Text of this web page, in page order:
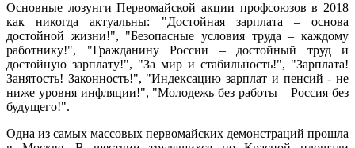
Основные лозунги Первомайской акции профсоюзов в 2018
как никогда актуальны: "Достойная зарплата – основа
достойной жизни!", "Безопасные условия труда – каждому
работнику!", "Гражданину России – достойный труд и
достойную зарплату!", "За мир и стабильность!", "Зарплата!
Занятость! Законность!", "Индексацию зарплат и пенсий - не
ниже уровня инфляции!", "Молодежь без работы – Россия без
будущего!".
Одна из самых массовых первомайских демонстраций прошла